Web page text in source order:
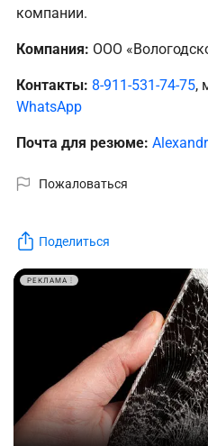
компании.
Компания: ООО
Контакты: 8-911-531-74-75,
WhatsApp
Почта для резюме:
Пожаловаться
Поделиться
РЕКЛАМА